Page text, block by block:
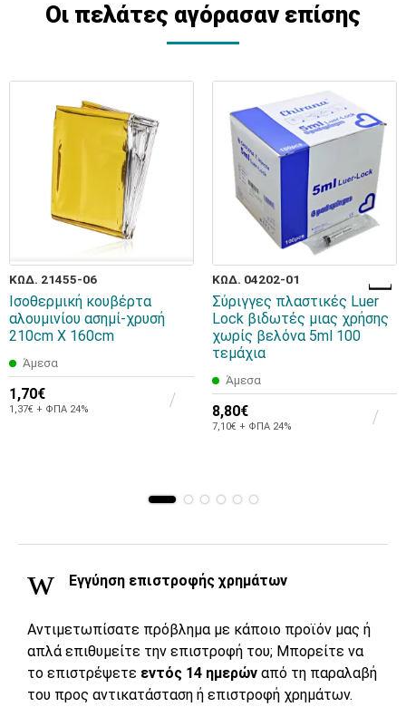
Οι πελάτες αγόρασαν επίσης
ΚΩΔ. 21455-06
Ισοθερμική κουβέρτα
αλουμινίου ασημί-χρυσή
210cm X 160cm
Άμεσα
1,70€
1,37€ + ΦΠΑ 24%
ΚΩΔ. 04202-01
Σύριγγες πλαστικές Luer
Lock βιδωτές μιας χρήσης
χωρίς βελόνα 5ml 100
τεμάχια
Άμεσα
8,80€
7,10€ + ΦΠΑ 24%
Εγγύηση επιστροφής χρημάτων
Αντιμετωπίσατε πρόβλημα με κάποιο προϊόν μας ή
απλά επιθυμείτε την επιστροφή του; Μπορείτε να
το επιστρέψετε εντός 14 ημερών από τη παραλαβή
του προς αντικατάσταση ή επιστροφή χρημάτων.